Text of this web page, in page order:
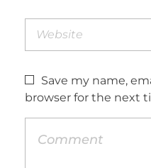
Save my name,
browser for the next